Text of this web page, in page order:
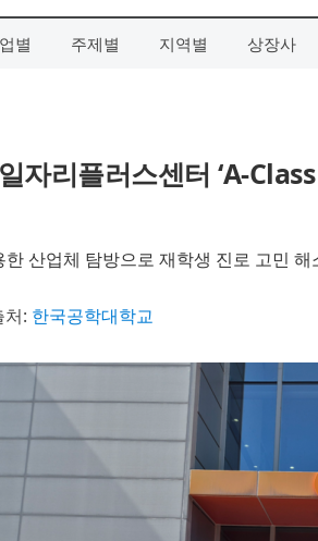
별 주제별 지역별 상장사
자리플러스센터 ‘A-
산업체 탐방으로 재학생 진로 고민
처: 한국공학대학교